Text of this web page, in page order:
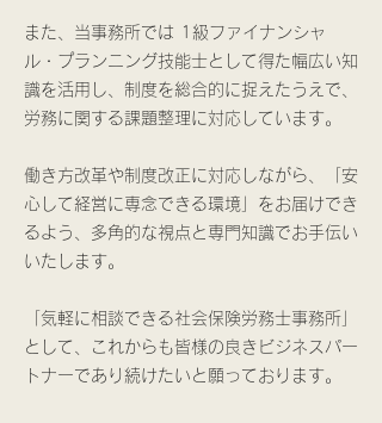
また、当事務所では 1級ファイナンシャ
ル・プランニング技能士として得た幅広い知
識を活用し、制度を総合的に捉えたうえで、
労務に関する課題整理に対応しています。
働き方改革や制度改正に対応しながら、「安
心して経営に専念できる環境」をお届けでき
るよう、多角的な視点と専門知識でお手伝い
いたします。
「気軽に相談できる社会保険労務士事務所」
として、これからも皆様の良きビジネスパー
トナーであり続けたいと願っております。